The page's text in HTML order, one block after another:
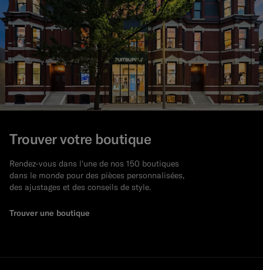
Trouver votre boutique
Rendez-vous dans l'une de nos 150 boutiques
dans le monde pour des pièces personnalisées,
des ajustages et des conseils de style.
Trouver une boutique